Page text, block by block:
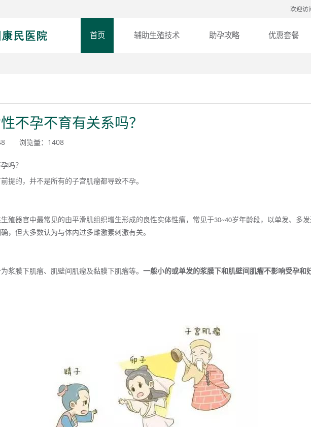
欢迎访
首页 辅助生殖技术 助孕攻略 优惠套餐
不孕不育有关系吗？
浏览量： 1408
吗？
提的，并不是所有的子宫肌瘤都导致不孕。
殖器官中最常见的由平滑肌组织增生形成的良性实体性瘤，常见于30~40岁年龄段，以单发、 多
，但大多数认为与体内过多雌激素刺激有关。
浆膜 下肌瘤、肌壁间肌瘤及黏膜下肌瘤等。 一般小的或单发的浆膜下和 肌壁间肌瘤不影响受孕和